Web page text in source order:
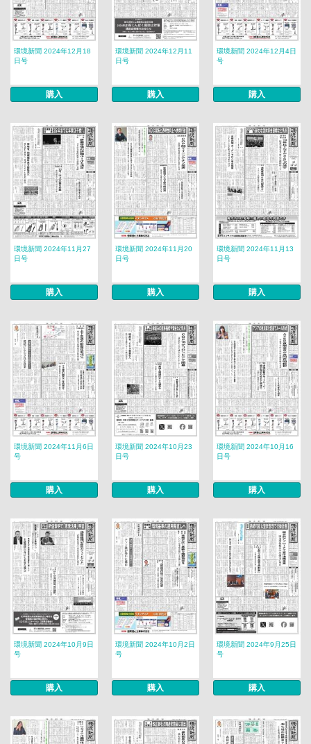
環境新聞 2024年12月18
日号
購入
環境新聞 2024年12月11
日号
購入
環境新聞 2024年12月4日
号
購入
環境新聞 2024年11月27
日号
購入
環境新聞 2024年11月20
日号
購入
環境新聞 2024年11月13
日号
購入
環境新聞 2024年11月6日
号
購入
環境新聞 2024年10月23
日号
購入
環境新聞 2024年10月16
日号
購入
環境新聞 2024年10月9日
号
購入
環境新聞 2024年10月2日
号
購入
環境新聞 2024年9月25日
号
購入